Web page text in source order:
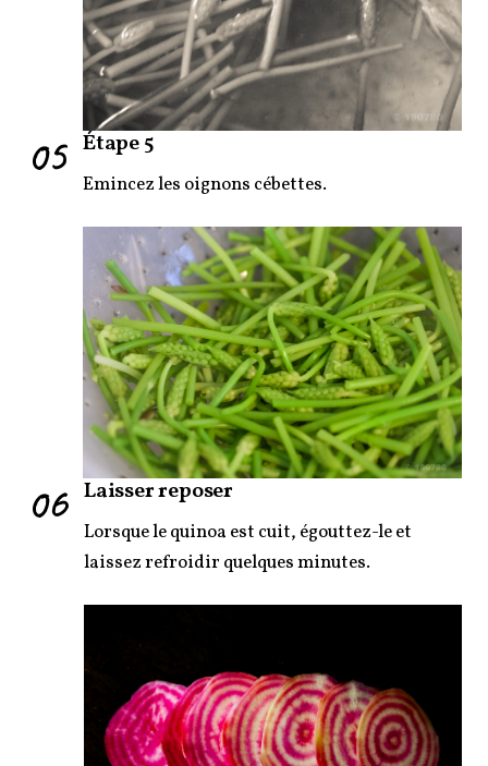
05 Étape 5
Emincez les oignons cébettes.
06 Laisser reposer
Lorsque le quinoa est cuit, égouttez-le et
laissez refroidir quelques minutes.